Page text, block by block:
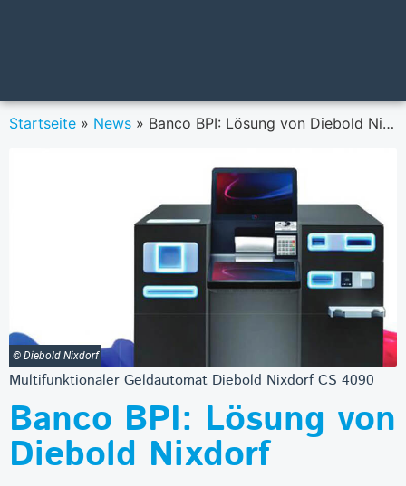
Startseite » News » Banco BPI: Lösung von Diebold Nixdorf
© Diebold Nixdorf
Multifunktionaler Geldautomat Diebold Nixdorf CS 4090
Banco BPI: Lösung von
Diebold Nixdorf